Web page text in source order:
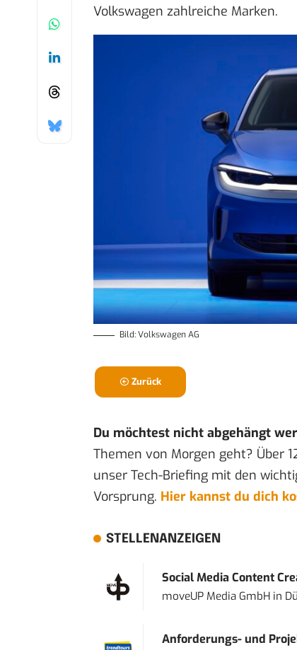
Volkswagen zahlreiche Marken.
Bild: Volkswagen AG
Zurück
Du möchtest nicht abgehängt
Themen von Morgen geht? Über
unser Tech-Briefing mit den
Vorsprung. Hier kannst du dich
STELLENANZEIGEN
Social Media Content
moveUP Media GmbHin
Anforderungs- und